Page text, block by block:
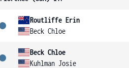
Routliffe Erin
Beck Chloe
Beck Chloe
Kuhlman Josie